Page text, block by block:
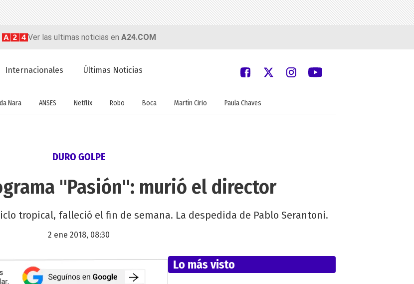
Ver las ultimas noticias en A24.COM
Internacionales Últimas Noticias
Nara ANSES Netflix Robo Boca Martín Cirio Paula Chaves
DURO GOLPE
"Pasión": murió el director
tropical, falleció el fin de semana. La despedida de Pablo Serantoni.
2 ene 2018, 08:30
Lo más visto